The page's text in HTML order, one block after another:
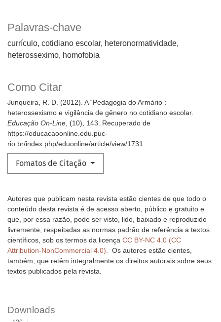
Palavras-chave
currículo cotidiano escolar heteronormatividade
heterosseximo homofobia
Como Citar
Junqueira, R. D. (2012). A “Pedagogia do Armário”:
heterossexismo e vigilância de gênero no cotidiano escolar.
Educação On-Line, (10), 143. Recuperado de
https://educacaoonline.edu.puc-
rio.br/index.php/eduonline/article/view/1731
Fomatos de Citação
Autores que publicam nesta revista estão cientes de que todo o
conteúdo desta revista é de acesso aberto, público e gratuito e
que, por essa razão, pode ser visto, lido, baixado e reproduzido
livremente, respeitadas as normas padrão de referência a textos
científicos, sob os termos da licença CC BY-NC 4.0 (CC
Attribution-NonCommercial 4.0). Os autores estão cientes,
também, que retêm integralmente os direitos autorais sobre seus
textos publicados pela revista.
Downloads